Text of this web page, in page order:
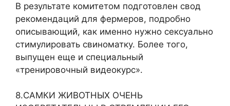
В результате комитетом подготовлен свод
рекомендаций для фермеров, подробно
описывающий, как именно нужно сексуально
стимулировать свиноматку. Более того,
выпущен еще и специальный
«тренировочный видеокурс».
8.САМКИ ЖИВОТНЫХ ОЧЕНЬ